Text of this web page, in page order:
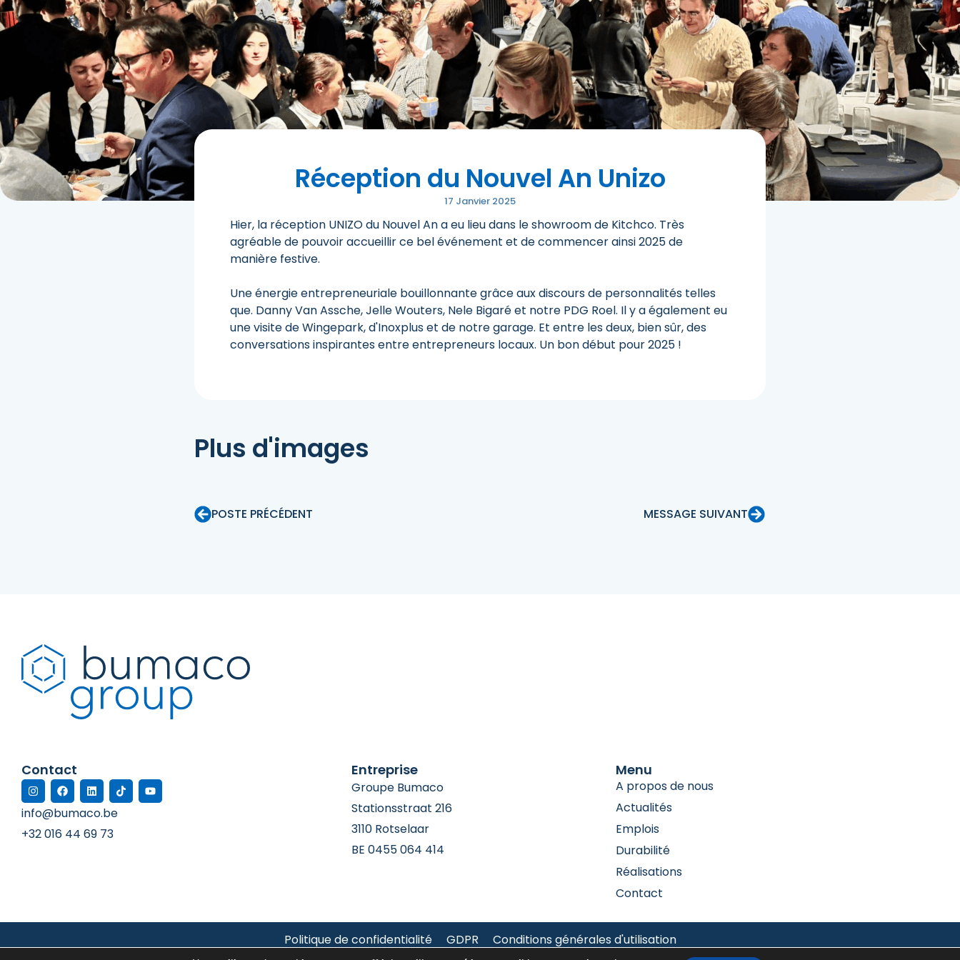
Réception du Nouvel An Unizo
17 Janvier 2025
Hier, la réception UNIZO du Nouvel An a eu lieu dans le showroom de Kitchco. Très
agréable de pouvoir accueillir ce bel événement et de commencer ainsi 2025 de
manière festive.
Une énergie entrepreneuriale bouillonnante grâce aux discours de personnalités telles
que. Danny Van Assche, Jelle Wouters, Nele Bigaré et notre PDG Roel. Il y a également eu
une visite de Wingepark, d'Inoxplus et de notre garage. Et entre les deux, bien sûr, des
conversations inspirantes entre entrepreneurs locaux. Un bon début pour 2025 !
Plus d'images
POSTE PRÉCÉDENT MESSAGE SUIVANT
Contact
info@bumaco.be
+32 016 44 69 73
Entreprise
Groupe Bumaco
Stationsstraat 216
3110 Rotselaar
BE 0455 064 414
Menu
A propos de nous
Actualités
Emplois
Durabilité
Réalisations
Contact
Politique de confidentialité GDPR
Conditions générales d'utilisation
© 2026 Bumaco Group tous droits réservés